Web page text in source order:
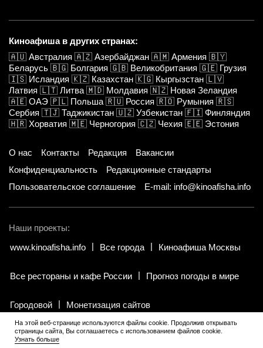
Киноафиша в других странах:
🇦🇺 Австралия 🇦🇿 Азербайджан 🇦🇲 Армения 🇧🇾
Беларусь 🇧🇬 Болгария 🇬🇧 Великобритания 🇬🇪 Грузия
🇮🇸 Исландия 🇰🇿 Казахстан 🇰🇬 Кыргызстан 🇱🇻
Латвия 🇱🇹 Литва 🇲🇩 Молдавия 🇳🇿 Новая Зеландия
🇦🇪 ОАЭ 🇵🇱 Польша 🇷🇺 Россия 🇷🇴 Румыния 🇷🇸
Сербия 🇹🇯 Таджикистан 🇺🇿 Узбекистан 🇫🇮 Финляндия
🇭🇷 Хорватия 🇲🇪 Черногория 🇨🇿 Чехия 🇪🇪 Эстония
О нас Контакты Редакция
Вакансии
Конфиденциальность
Редакционные стандарты
Пользовательское соглашение
E-mail: info@kinoafisha.info
Наши проекты:
www.kinoafisha.info
Все города Киноафиша Москвы
Все рестораны и кафе России Прогноз погоды в мире
Городовой Монетизация сайтов
© 2002-2026 Все права и материалы принадлежат «Киноафиша».
18+. Копирование информации только с письменного разрешения
На этой веб-странице используются файлы cookie. Продолжив открывать
страницы сайта, Вы соглашаетесь с использованием файлов cookie.
Узнать больше